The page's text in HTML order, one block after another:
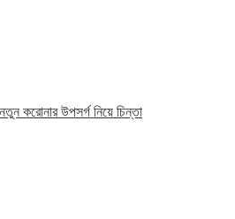
করোনার উপসর্গ নিয়ে চিন্তা